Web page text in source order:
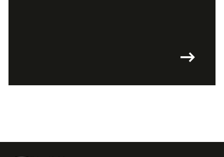
arrow_right_alt